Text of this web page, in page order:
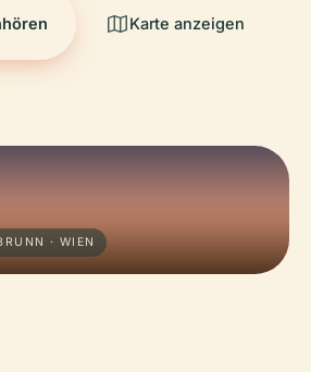
Karte anzeigen
· WIEN